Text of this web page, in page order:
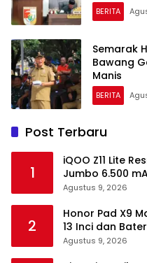
BERITA
Semarak
Bawang
Manis
BERITA
Post Terbaru
1
iQOO Z11 Lite
Jumbo 6.500
Agustus 9, 2026
2
Honor Pad X9
13 Inci dan
Agustus 9, 2026